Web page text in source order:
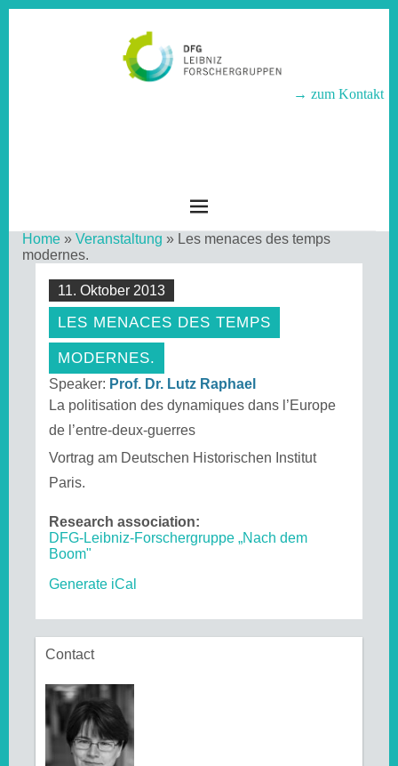
→ zum Kontakt
Home » Veranstaltung » Les menaces des temps
modernes.
11. Oktober 2013
LES MENACES DES TEMPS
MODERNES.
Speaker: Prof. Dr. Lutz Raphael
La politisation des dynamiques dans l’Europe
de l’entre-deux-guerres
Vortrag am Deutschen Historischen Institut
Paris.
Research association:
DFG-Leibniz-Forschergruppe „Nach dem
Boom"
Generate iCal
Contact